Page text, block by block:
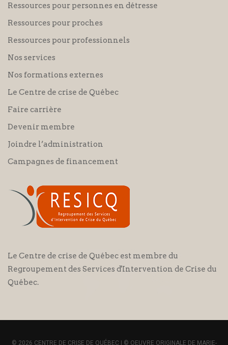
Ressources pour personnes en détresse
Ressources pour proches
Ressources pour professionnels
Nos services
Nos formations externes
Le Centre de crise de Québec
Faire carrière
Devenir membre
Joindre l’administration
Campagnes de financement
Le Centre de crise de Québec est membre du
Regroupement des Services d'Intervention de Crise du
Québec.
© 2026 CENTRE DE CRISE DE QUÉBEC | © OEUVRE ORIGINALE DE MARIE-